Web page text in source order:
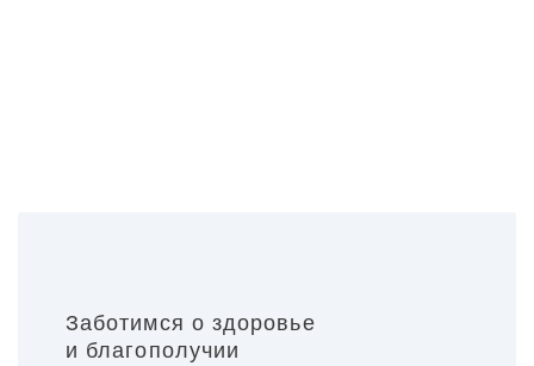
Заботимся о здоровье
и благополучии